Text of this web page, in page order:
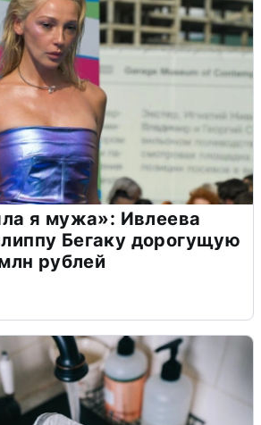
я мужа»: Ивлеева
Бегаку дорогущую
рублей